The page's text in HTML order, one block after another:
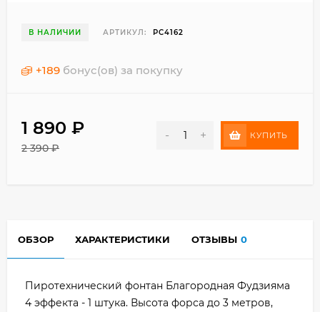
В НАЛИЧИИ АРТИКУЛ: РС4162
+189 бонус(ов) за покупку
1 890 ₽
2 390₽
- + КУПИТЬ
ОБЗОР ХАРАКТЕРИСТИКИ ОТЗЫВЫ 0
Пиротехнический фонтан Благородная Фудзияма
4 эффекта - 1 штука. Высота форса до 3 метров,